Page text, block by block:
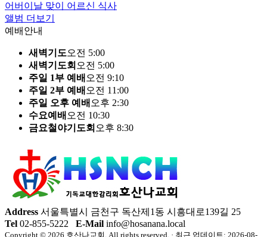
어버이날 맞이 어르신 식사
앨범 더보기
예배안내
새벽기도오전 5:00
새벽기도회 오전 5:00
주일 1부 예배 오전 9:10
주일 2부 예배 오전 11:00
주일 오후 예배 오후 2:30
수요예배 오전 10:30
금요철야기도회 오후 8:30
Address 서울특별시 금천구 독산제1동 시흥대로139길 25
Tel 02-855-5222 E-Mail info@hosanana.local
Copyright © 2026 호산나교회. All rights reserved. · 최근 업데이트: 2026-08-